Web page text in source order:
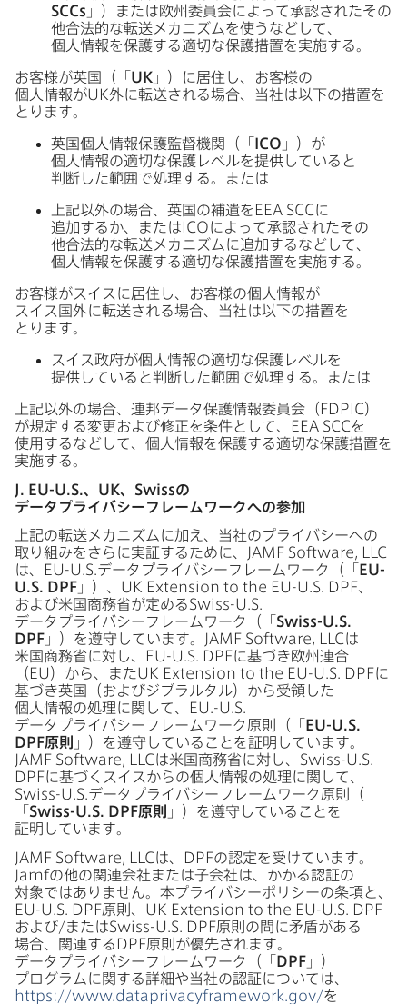
SCCs 」）または​欧州委員会に​よって​承認された​その​
他合法的な​転送メカニズムを​使うなどして、​
個人情報を​保護する​適切な​保護措置を​実施する。
お客様が​英国​（​「 UK 」）に​居住し、​お客様の​
個人情報がUK外に​転送される​場合、​当社は​以下の​措置を​
とります。
英国個人情報保護監督機関（「 ICO 」）が​
個人情報の​適切な​保護レベルを​提供していると​
判断した​範囲で​処理する。​または
上記以外の​場合、​英国の​補遺を EEA SCCに​
追加するか、​または ICOに​よって​承認された​その​
他合法的な​転送メカニズムに​追加するなどして、​
個人情報を​保護する​適切な​保護措置を​実施する。
お客様が​スイスに​居住し、​お客様の​個人情報が​
スイス国外に​転送される​場合、​当社は​以下の​措置を​
とります。
スイス政府が​個人情報の​適切な​保護レベルを​
提供していると​判断した​範囲で​処理する。​または
上記以外の​場合、​連邦データ保護情報委員会​（ FDPIC）
が​規定する​変更および​修正を​条件と​して、
EEA SCCを​
使用する​などして、​個人情報を​保護する​適切な​保護措置を​
実施する。
. EU-U.S.、 UK、 Swissの​
データプライバシーフレームワークへの​参加
上記の​転送メカニズムに​加え、​当社の​プライバシーへの​
取り組みを​さらに​実証する​ために、
JAMF Software, LLC
は、
EU-U.S.データプライバシーフレームワーク​（​「 EU-
U.S. DPF 」）、 UK Extension to the EU-U.S. DPF、​
および​米国商務省が​定めるSwiss-U.S.
データプライバシーフレームワーク​（​「 Swiss-U.S.
DPF 」）を​遵守しています。 JAMF Software, LLCは​
米国商務省に​対し、
EU-U.S. DPFに​基づき欧州連合​
（ EU ）から、​またUK Extension to the EU-U.S. DPFに​
基づき英国​（および​ジブラルタル）から​受領した​
個人情報の​処理に​関して、
EU.-U.S.
データプライバシーフレームワーク原則​（​「 EU-U.S.
DPF原則 」）を​遵守している​ことを​証明しています。
JAMF Software, LLCは​米国商務省に​対し、 Swiss-U.S.
DPFに​基づく​スイスからの​個人情報の​処理に​関して、
Swiss-U.S.データプライバシーフレームワーク原則​（​
「 Swiss-U.S. DPF原則 」）を​遵守している​ことを​
証明しています。
JAMF Software
LLCは、 DPFの​認定を​受けています。
Jamfの​他の​関連会社または​子会社は、​かかる​認証の​
対象では​ありません。​本プライバシーポリシーの​条項と、
EU-U S DPF原則、 UK Extension to the EU-U S
DPF
および​/またはSwiss-U S DPF原則の​間に​矛盾が​ある​
場合、​関連する DPF原則が​優先されます。​
データプライバシーフレームワーク​（​「 DPF 」）​
プログラムに​関する​詳細や​当社の​認証に​ついては、
https://www. dataprivacyframework gov/を​